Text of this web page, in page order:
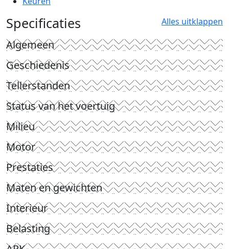
Specificaties Alles uitklappen
Algemeen
Geschiedenis
Tellerstanden
Status van het voertuig
Milieu
Motor
Prestaties
Maten en gewichten
Interieur
Belasting